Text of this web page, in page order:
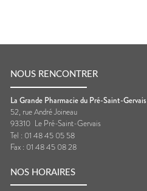
NOUS RENCONTRER
La Grande Pharmacie du Pré-Saint-Gervais
52, rue André Joineau
93310 Le Pré-Saint-Gervais
Tel : 01 48 45 05 58
Fax : 01 48 45 08 28
NOS HORAIRES